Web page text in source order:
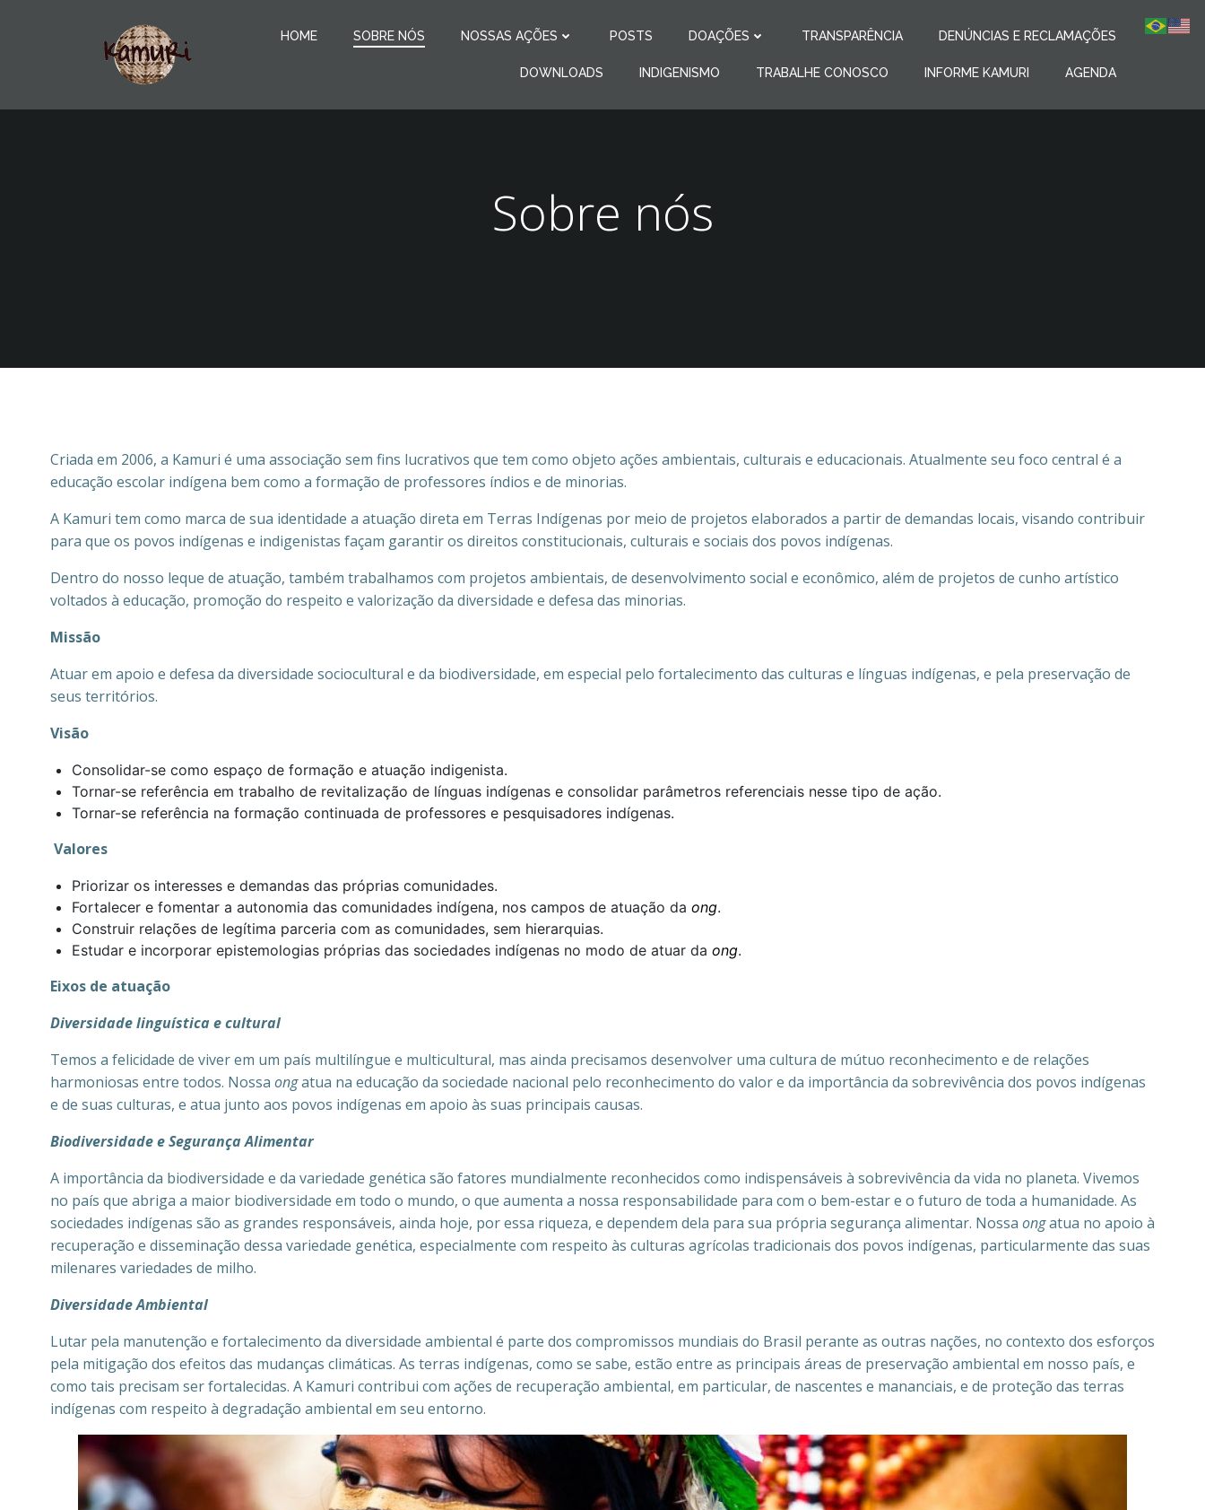
HOME SOBRE NÓS NOSSAS AÇÕES POSTS DOAÇÕES TRANSPARÊNCIA DENÚNCIAS E RECLAMAÇÕES
DOWNLOADS INDIGENISMO TRABALHE CONOSCO INFORME KAMURI AGENDA
Sobre nós
Criada em 2006, a Kamuri é uma associação sem fins lucrativos que tem como objeto ações ambientais, culturais e educacionais. Atualmente seu foco central é a
educação escolar indígena bem como a formação de professores índios e de minorias.
A Kamuri tem como marca de sua identidade a atuação direta em Terras Indígenas por meio de projetos elaborados a partir de demandas locais, visando contribuir
para que os povos indígenas e indigenistas façam garantir os direitos constitucionais, culturais e sociais dos povos indígenas.
Dentro do nosso leque de atuação, também trabalhamos com projetos ambientais, de desenvolvimento social e econômico, além de projetos de cunho artístico
voltados à educação, promoção do respeito e valorização da diversidade e defesa das minorias.
Missão
Atuar em apoio e defesa da diversidade sociocultural e da biodiversidade, em especial pelo fortalecimento das culturas e línguas indígenas, e pela preservação de
seus territórios.
Visão
Consolidar-se como espaço de formação e atuação indigenista.
Tornar-se referência em trabalho de revitalização de línguas indígenas e consolidar parâmetros referenciais nesse tipo de ação.
Tornar-se referência na formação continuada de professores e pesquisadores indígenas.
Valores
Priorizar os interesses e demandas das próprias comunidades.
Fortalecer e fomentar a autonomia das comunidades indígena, nos campos de atuação da ong.
Construir relações de legítima parceria com as comunidades, sem hierarquias.
Estudar e incorporar epistemologias próprias das sociedades indígenas no modo de atuar da ong.
Eixos de atuação
Diversidade linguística e cultural
Temos a felicidade de viver em um país multilíngue e multicultural, mas ainda precisamos desenvolver uma cultura de mútuo reconhecimento e de relações
harmoniosas entre todos. Nossa ongatua na educação da sociedade nacional pelo reconhecimento do valor e da importância da sobrevivência dos povos indígenas
e de suas culturas, e atua junto aos povos indígenas em apoio às suas principais causas.
Biodiversidade e Segurança Alimentar
A importância da biodiversidade e da variedade genética são fatores mundialmente reconhecidos como indispensáveis à sobrevivência da vida no planeta. Vivemos
no país que abriga a maior biodiversidade em todo o mundo, o que aumenta a nossa responsabilidade para com o bem-estar e o futuro de toda a humanidade. As
sociedades indígenas são as grandes responsáveis, ainda hoje, por essa riqueza, e dependem dela para sua própria segurança alimentar. Nossa ongatua no apoio à
recuperação e disseminação dessa variedade genética, especialmente com respeito às culturas agrícolas tradicionais dos povos indígenas, particularmente das suas
milenares variedades de milho.
Diversidade Ambiental
Lutar pela manutenção e fortalecimento da diversidade ambiental é parte dos compromissos mundiais do Brasil perante as outras nações, no contexto dos esforços
pela mitigação dos efeitos das mudanças climáticas. As terras indígenas, como se sabe, estão entre as principais áreas de preservação ambiental em nosso país, e
como tais precisam ser fortalecidas. A Kamuri contribui com ações de recuperação ambiental, em particular, de nascentes e mananciais, e de proteção das terras
indígenas com respeito à degradação ambiental em seu entorno.